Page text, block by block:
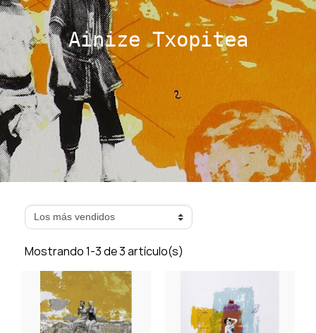
Ainize Txopitea
Mostrando 1-3 de 3 artículo(s)